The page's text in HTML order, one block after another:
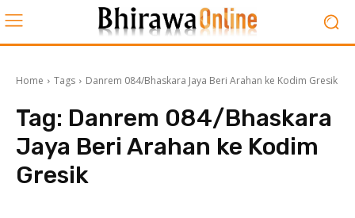
Home Tags Danrem 084/Bhaskara Jaya Beri Arahan ke Kodim Gresik
Tag: Danrem 084/Bhaskara
Jaya Beri Arahan ke Kodim
Gresik